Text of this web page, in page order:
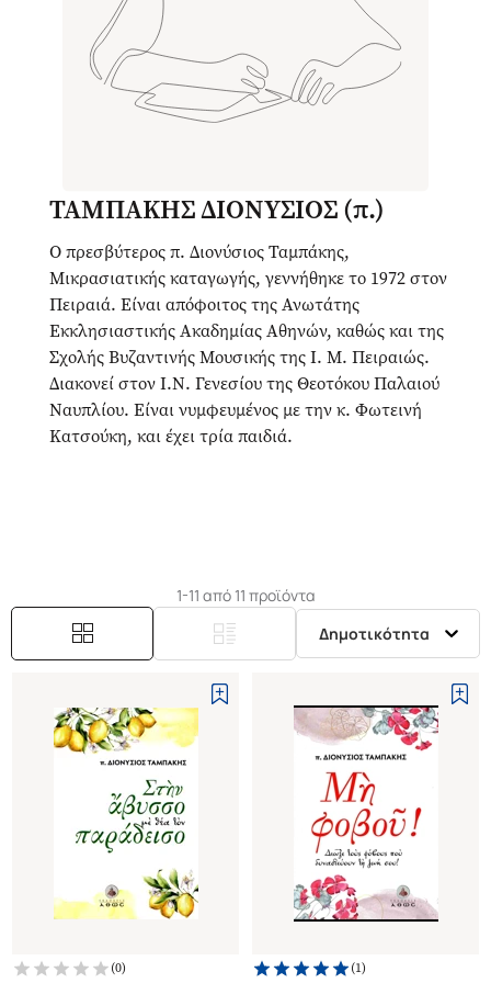
ΤΑΜΠΑΚΗΣ ΔΙΟΝΥΣΙΟΣ (π.)
Ο πρεσβύτερος π. Διονύσιος Ταμπάκης,
Μικρασιατικής καταγωγής, γεννήθηκε το 1972 στον
Πειραιά. Είναι απόφοιτος της Ανωτάτης
Εκκλησιαστικής Ακαδημίας Αθηνών, καθώς και της
Σχολής Βυζαντινής Μουσικής της Ι. Μ. Πειραιώς.
Διακονεί στον Ι.Ν. Γενεσίου της Θεοτόκου Παλαιού
Ναυπλίου. Είναι νυμφευμένος με την κ. Φωτεινή
Κατσούκη, και έχει τρία παιδιά.
1-11 από 11 προϊόντα
Δημοτικότητα
(0) (1)